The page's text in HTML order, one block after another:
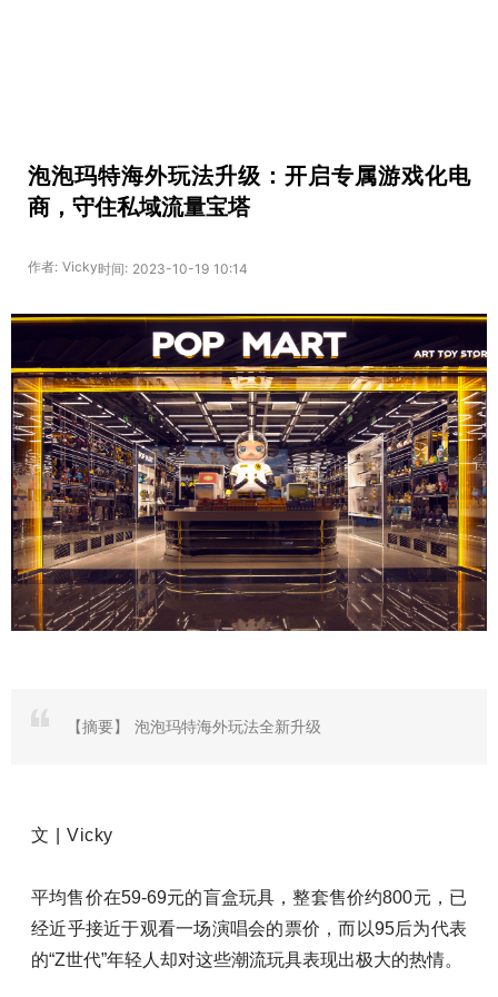
泡泡玛特海外玩法升级：开启专属游戏化电
商，守住私域流量宝塔
作者: Vicky时间: 2023-10-19 10:14
【摘要】 泡泡玛特海外玩法全新升级
文 | Vicky
平均售价在59-69元的盲盒玩具，整套售价约800元，已
经近乎接近于观看一场演唱会的票价，而以95后为代表
的“Z世代”年轻人却对这些潮流玩具表现出极大的热情。